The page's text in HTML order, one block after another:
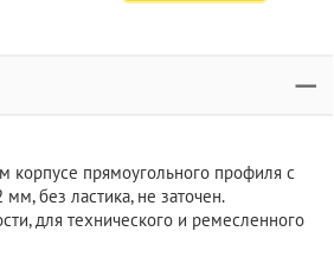
корпусе прямоугольного профиля с
без ластика, не заточен.
для технического и ремесленного